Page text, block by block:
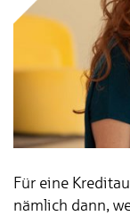
Für eine
nämlich dann,